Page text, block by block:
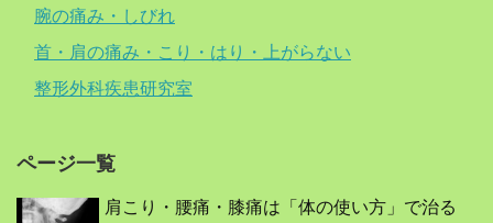
腕の痛み・しびれ
首・肩の痛み・こり・はり・上がらない
整形外科疾患研究室
ページ一覧
肩こり・腰痛・膝痛は「体の使い方」で治る